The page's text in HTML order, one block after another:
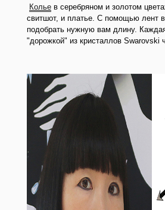
Колье в серебряном и золотом
свитшот, и платье. С помощью лент
подобрать нужную вам длину.
"дорожкой" из кристаллов Swarovski